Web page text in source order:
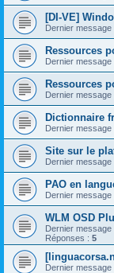
[DI-VE]
Dernier message
Ressources
Dernier message
Ressources
Dernier message
Dictionnaire
Dernier message
Site sur le
Dernier message
PAO en
Dernier message
WLM OSD
Dernier message
Réponses : 5
Dernier message